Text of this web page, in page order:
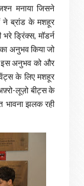
मनाया जिसने
ने ब्रांड के मशहूर
ड्रिंक्स, मॉडर्न
अनुभव किया जो
इस अनुभव को और
के लिए मशहूर
लूज़ो बीट्स के
भावना झलक रही